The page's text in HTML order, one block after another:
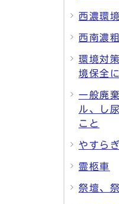
西濃環
西南濃
環境対
境保全
一般廃
ル、し
こと
やすら
霊柩車
祭壇、